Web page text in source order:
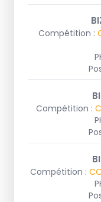
Compétition :
Compétition :
Compétition :